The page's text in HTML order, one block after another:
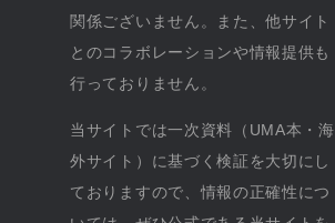
関係ございません。また、他サイト
とのコラボレーションや情報提供も
行っておりません。
当サイトでは一次資料（UMA本・海
外サイト）に基づく検証を大切にし
ておりますので、情報の正確性につ